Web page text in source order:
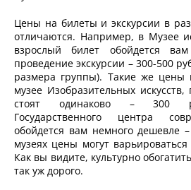
Цены на билеты и экскурсии в
отличаются. Например, в Музее
взрослый билет обойдется
проведение экскурсии – 300-500
размера группы). Такие же цены
музее Изобразительных искусств,
стоят одинаково – 300
Государственного центра
обойдется вам немного дешевле
музеях цены могут
Как вы видите, культурно
так уж дорого.